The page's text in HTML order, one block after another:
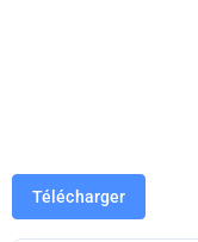
Télécharger